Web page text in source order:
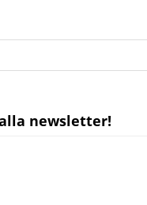
newsletter!